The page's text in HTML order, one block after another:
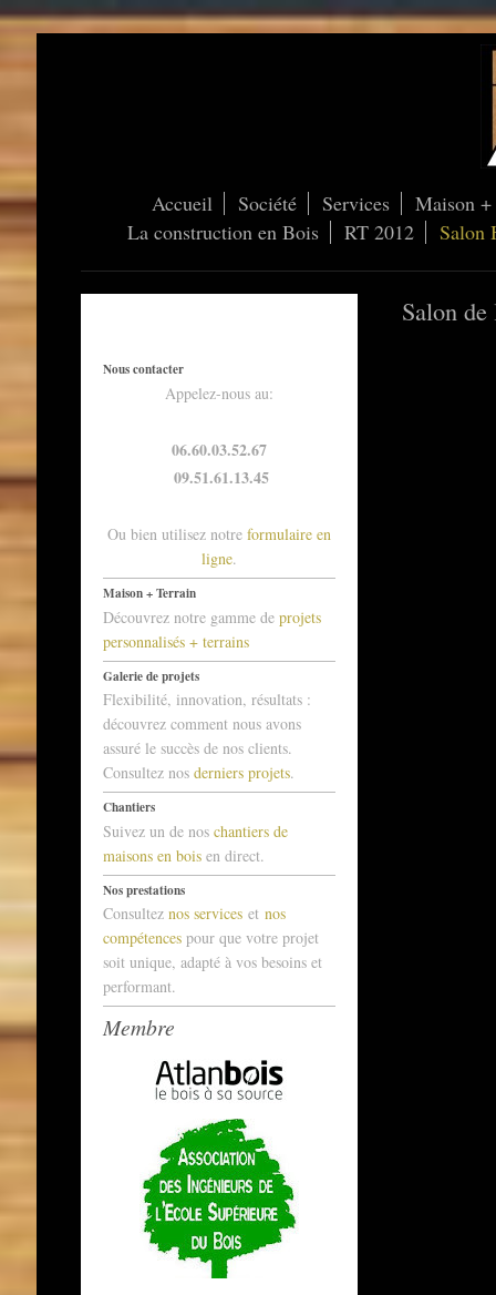
Accueil Société Services
Maison +
La construction en Bois
RT 2012 Salon
Salon
Nous contacter
Appelez-nous au:
06.60.03.52.67
09.51.61.13.45
Ou bien utilisez notre formulaire en
ligne.
Maison + Terrain
Découvrez notre gamme de projets
personnalisés + terrains
Galerie de projets
Flexibilité, innovation, résultats :
découvrez comment nous avons
assuré le succès de nos clients.
Consultez nos derniers projets.
Chantiers
Suivez un de nos chantiers de
maisons en boisen direct.
Nos prestations
Consultez nos serviceset nos
compétencespour que votre projet
soit unique, adapté à vos besoins et
performant.
Membre